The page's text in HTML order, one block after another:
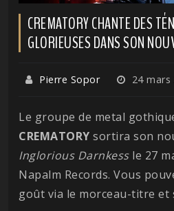
CREMATORY CHANTE DES
GLORIEUSES DANS SON
Pierre Sopor 24 mars
Le groupe de metal
CREMATORY sortira son
Inglorious Darnkessle 27
Napalm Records. Vous
goût via le morceau-titre et